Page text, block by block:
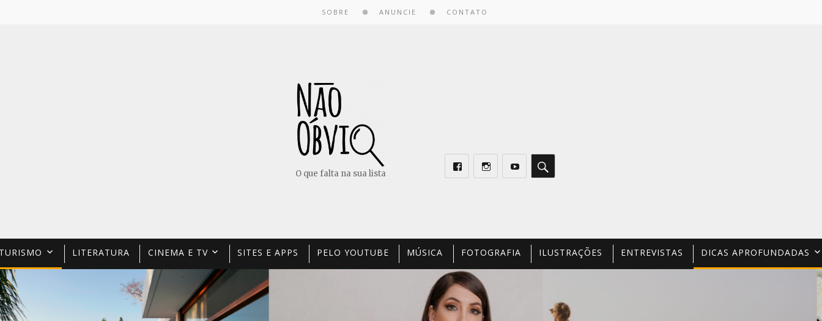
SOBRE ANUNCIE CONTATO
O que falta na sua lista
LITERATURA CINEMA E TV SITES E APPS PELO YOUTUBE MÚSICA FOTOGRAFIA ILUSTRAÇÕES ENTREVISTAS DICAS APROFUNDADAS